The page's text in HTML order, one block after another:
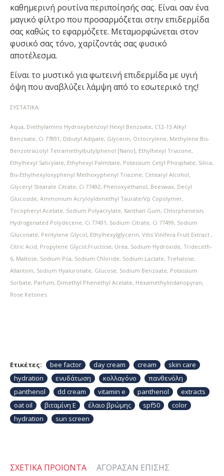
καθημερινή ρουτίνα περιποίησής σας. Είναι σαν ένα
μαγικό φίλτρο που προσαρμόζεται στην επιδερμίδα
σας καθώς το εφαρμόζετε. Μεταμορφώνεται στον
φυσικό σας τόνο, χαρίζοντάς σας φυσικό
αποτέλεσμα.
Είναι το μυστικό για φωτεινή επιδερμίδα με υγιή
όψη που αναβλύζει λάμψη από το εσωτερικό της!
ΣΥΣΤΑΤΙΚΑ:
Aqua, Diethylamino Hydroxybenzoyl Hexyl Benzoate, C12-15 Alkyl
Benzoate, Ci 77891, Dibutyl Adipate, Glycerin, Octocrylene, Methylene Bis-
Benzotriazolyl Tetramethylbutylphenol [Nano], Ethylhexyl Triazone,
Ethylhexyl Salicylate, Ethyhexyl Palmitate, Potassium Cetyl Phosphate, Silica,
Bis-Ethylhexyloxyphenyl Methoxyphenyl Triazine, Cetearyl Alcohol,
Glyceryl Stearate Citrate, Ci 77492, Phenoxyethanol, Beeswax, Decyl
Glucoside, Ammonium Acryloyldimethyl Taurate/Vp Copolymer,
Tocopheryl Acetate, Sodium Polyacrylate, Xanthan Gum, Chlorphenesin,
Hydrogenated Polydecene, Ci 77491, Sodium Citrate, Ci 77499, Sodium
Gluconate, Pentylene Glycol, Ethylhexylglycerin, Vitis Vinifera Fruit Extract ,
Citric Acid, Propylene Glycol,Fructose, Urea, Sodium Hydroxide, Trideceth-
6, Maltose, Sodium Pca, Sodium Chloride, Sodium Lactate, Trehalose,
Allantoin, Sodium Hyaluronate, Glucose, Sodium Benzoate, Potassium
Sorbate, Parfum, Dimethyl Phenethyl Acetate, Hexamethylindanopyran,
Rose Ketones.
Ετικέτες: bee factor day cream cream
skin care
hydration
ενυδάτωση κολλαγόνο
πανθενόλη
panthenol
dd cream vitamin e panthenol
extracts
oat oil
βιταμίνη Ε έλαιο βρώμης spf50
color
hydration
sun screen
ΣΧΕΤΙΚΆ ΠΡΟΙΌΝΤΑ ΑΓΌΡΑΣΑΝ ΕΠΊΣΗΣ